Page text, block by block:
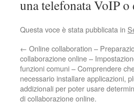
una telefonata VoIP
Questa voce è stata pubblicata in
← Online collaboration –
collaborazione online –
funzioni comuni – Comprendere
necessario installare applicazioni,
addizionali per poter usare
di collaborazione online.